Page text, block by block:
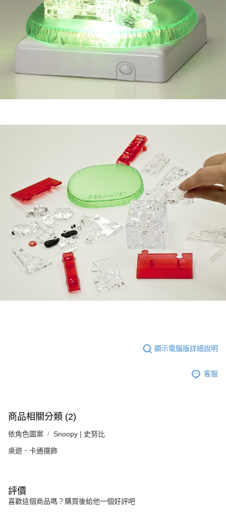
顯示電腦版詳細說明
客服
商品相關分類 (2)
依角色圖案 Snoopy | 史努比
桌遊．卡通擺飾
評價
喜歡這個商品嗎？購買後給他一個好評吧